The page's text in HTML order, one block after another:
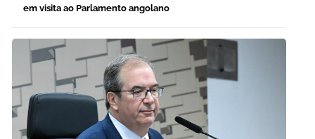
em visita ao Parlamento angolano